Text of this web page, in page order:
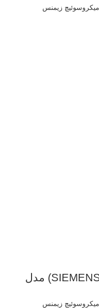
میکروسوئیچ زیمنس
میکروسوئیچ ایمنی زیمنس(SIEMENS) مدل
میکروسوئیچ زیمنس